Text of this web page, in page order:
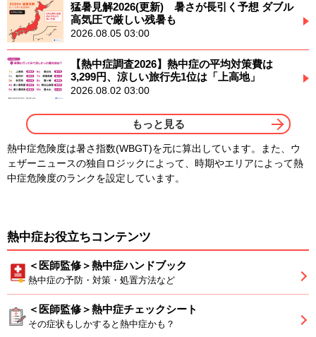
猛暑見解2026(更新) 暑さが長引く予想 ダブル
高気圧で厳しい残暑も
2026.08.05 03:00
【熱中症調査2026】熱中症の平均対策費は
3,299円、涼しい旅行先1位は「上高地」
2026.08.02 03:00
もっと見る
熱中症危険度は暑さ指数(WBGT)を元に算出しています。また、ウ
ェザーニュースの独自ロジックによって、時期やエリアによって熱
中症危険度のランクを設定しています。
熱中症お役立ちコンテンツ
＜医師監修＞熱中症ハンドブック
熱中症の予防・対策・処置方法など
＜医師監修＞熱中症チェックシート
その症状もしかすると熱中症かも？